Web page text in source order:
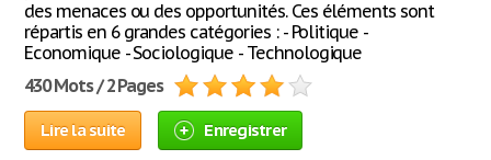
des menaces ou des opportunités. Ces éléments sont
répartis en 6 grandes catégories : - Politique -
Economique - Sociologique - Technologique
430 Mots / 2 Pages
Lire la suite Enregistrer